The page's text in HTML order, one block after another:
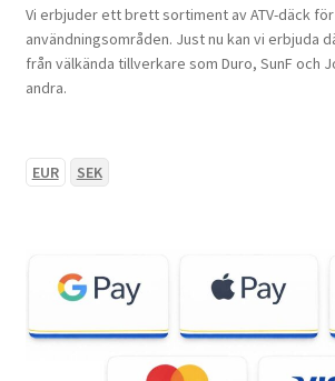
Vi erbjuder ett brett sortiment av ATV-däck
användningsområden. Just nu kan vi erbjuda
från välkända tillverkare som Duro, SunF och
andra.
EUR SEK